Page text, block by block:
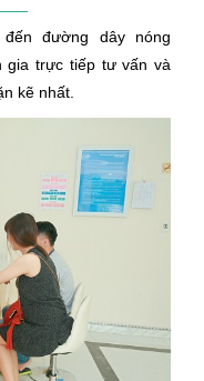
đường dây nóng
gia trực tiếp tư vấn và
kẽ nhất.